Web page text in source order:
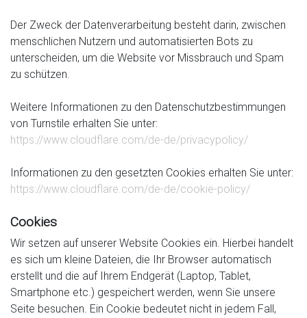
Der Zweck der Datenverarbeitung besteht darin, zwischen
menschlichen Nutzern und automatisierten Bots zu
unterscheiden, um die Website vor Missbrauch und Spam
zu schützen.
Weitere Informationen zu den Datenschutzbestimmungen
von Turnstile erhalten Sie unter:
https://www.cloudflare.com/de-de/privacypolicy/
Informationen zu den gesetzten Cookies erhalten Sie unter:
https://www.cloudflare.com/de-de/cookie-policy/
Cookies
Wir setzen auf unserer Website Cookies ein. Hierbei handelt
es sich um kleine Dateien, die Ihr Browser automatisch
erstellt und die auf Ihrem Endgerät (Laptop, Tablet,
Smartphone etc.) gespeichert werden, wenn Sie unsere
Seite besuchen. Ein Cookie bedeutet nicht in jedem Fall,